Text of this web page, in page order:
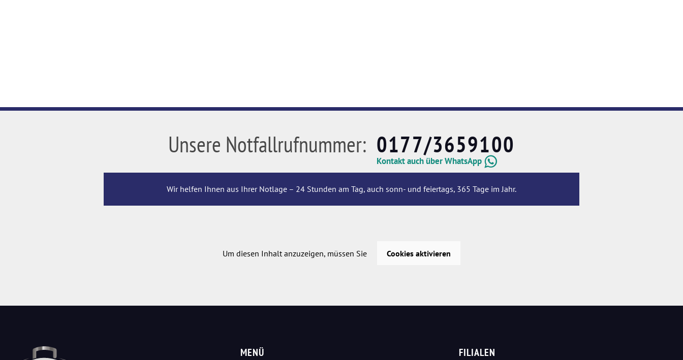
Unsere Notfallrufnummer: 0177/3659100
Kontakt auch über WhatsApp
Wir helfen Ihnen aus Ihrer Notlage – 24 Stunden am Tag, auch sonn- und feiertags, 365 Tage im Jahr.
Um diesen Inhalt anzuzeigen, müssen Sie Cookies aktivieren
MENÜ FILIALEN